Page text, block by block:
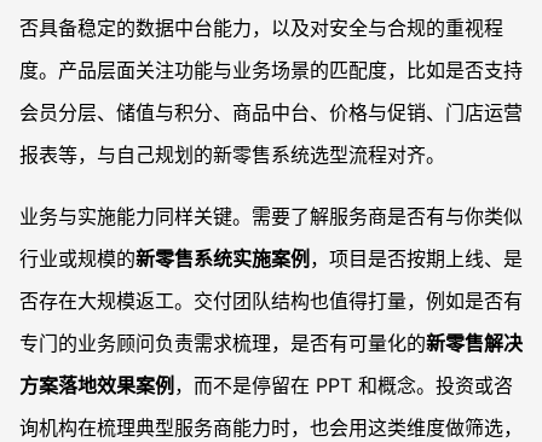
否具备稳定的数据中台能力，以及对安全与合规的重视程
度。产品层面关注功能与业务场景的匹配度，比如是否支持
会员分层、储值与积分、商品中台、价格与促销、门店运营
报表等，与自己规划的新零售系统选型流程对齐。
业务与实施能力同样关键。需要了解服务商是否有与你类似
行业或规模的新零售系统实施案例 ，项目是否按期上线、是
否存在大规模返工。交付团队结构也值得打量，例如是否有
专门的业务顾问负责需求梳理，是否有可量化的新零售解决
方案落地效果案例 ，而不是停留在 PPT 和概念。投资或咨
询机构在梳理典型服务商能力时，也会用这类维度做筛选，